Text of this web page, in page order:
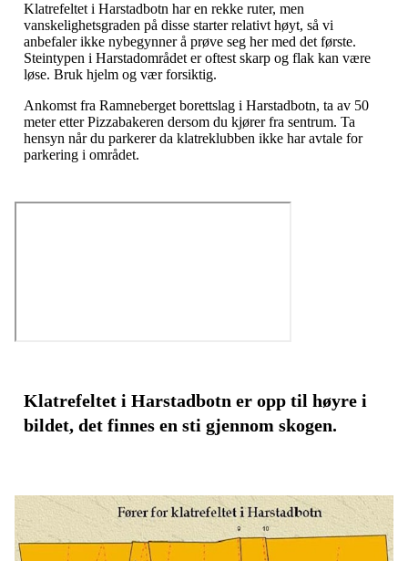
Klatrefeltet i Harstadbotn har en rekke ruter, men
vanskelighetsgraden på disse starter relativt høyt, så vi
anbefaler ikke nybegynner å prøve seg her med det første.
Steintypen i Harstadområdet er oftest skarp og flak kan være
løse. Bruk hjelm og vær forsiktig.
Ankomst fra Ramneberget borettslag i Harstadbotn, ta av 50
meter etter Pizzabakeren dersom du kjører fra sentrum. Ta
hensyn når du parkerer da klatreklubben ikke har avtale for
parkering i området.
Klatrefeltet i Harstadbotn er opp til høyre i
bildet, det finnes en sti gjennom skogen.